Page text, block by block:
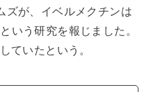
ズが、イベルメクチンは
いう研究を報じました。
ていたという。